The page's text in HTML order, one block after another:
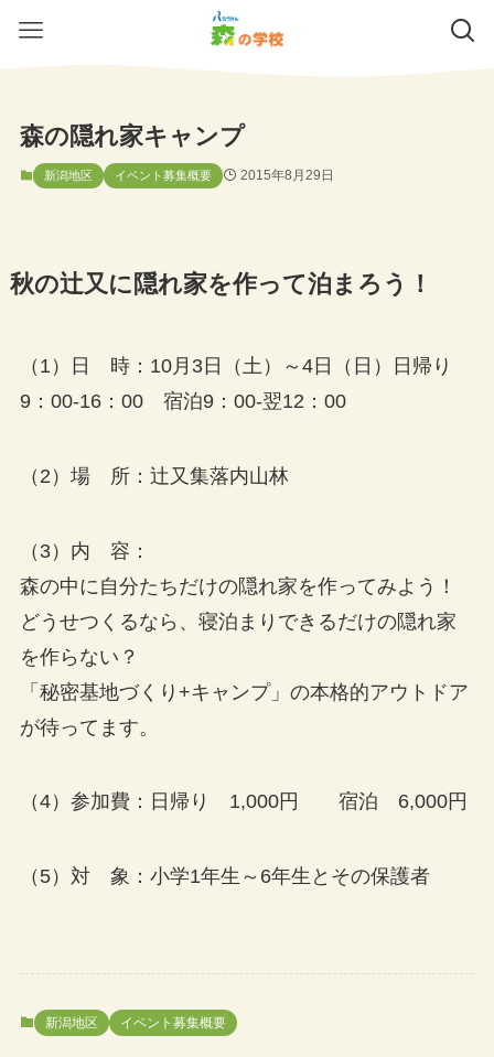
森の隠れ家キャンプ
新潟地区 イベント募集概要 2015年8月29日
秋の辻又に隠れ家を作って泊まろう！
（1）日 時：10月3日（土）～4日（日）日帰り
9：00-16：00 宿泊9：00-翌12：00
（2）場 所：辻又集落内山林
（3）内 容：
森の中に自分たちだけの隠れ家を作ってみよう！
どうせつくるなら、寝泊まりできるだけの隠れ家
を作らない？
「秘密基地づくり+キャンプ」の本格的アウトドア
が待ってます。
（4）参加費：日帰り 1,000円 宿泊 6,000円
（5）対 象：小学1年生～6年生とその保護者
新潟地区 イベント募集概要